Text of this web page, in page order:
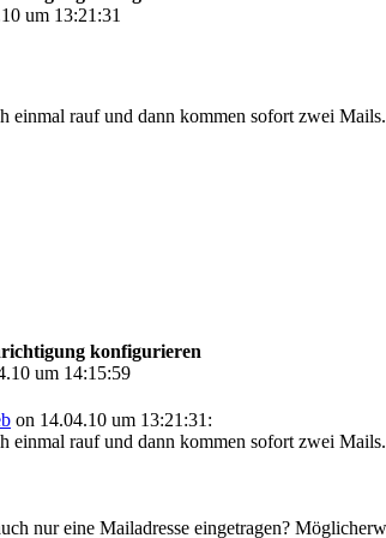
um 13:21:31
rauf und dann kommen sofort zwei
konfigurieren
um 14:15:59
on 14.04.10 um 13:21:31:
rauf und dann kommen sofort zwei
nur eine Mailadresse eingetragen?